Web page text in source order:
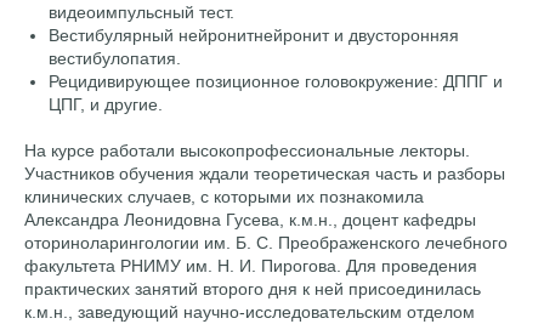
видеoимпульсный тест.
Вестибулярный нейронитнейронит и двусторонняя
вестибулопатия.
Рецидивирующее позиционное головокружение: ДППГ и
ЦПГ, и другие.
На курсе работали высокопрофессиональные лекторы.
Участников обучения ждали теоретическая часть и разборы
клинических случаев, с которыми их познакомила
Александра Леонидовна Гусева, к.м.н., доцент кафедры
оториноларингологии им. Б. С. Преображенского лечебного
факультета РНИМУ им. Н. И. Пирогова. Для проведения
практических занятий второго дня к ней присоединилась
к.м.н., заведующий научно-исследовательским отделом